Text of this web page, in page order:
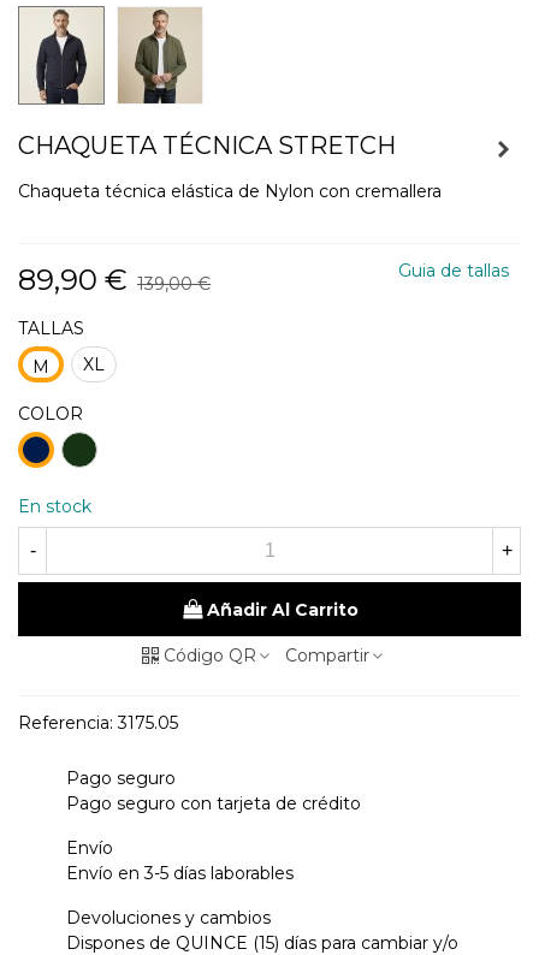
CHAQUETA TÉCNICA STRETCH
Chaqueta técnica elástica de Nylon con cremallera
89,90 € 139,00 €
Guia de tallas
TALLAS
M
XL
COLOR
98
Marino
48
kaky
En stock
- +
Añadir Al Carrito
Código QR Compartir
Referencia: 3175.05
Pago seguro
Pago seguro con tarjeta de crédito
Envío
Envío en 3-5 días laborables
Devoluciones y cambios
Dispones de QUINCE (15) días para cambiar y/o